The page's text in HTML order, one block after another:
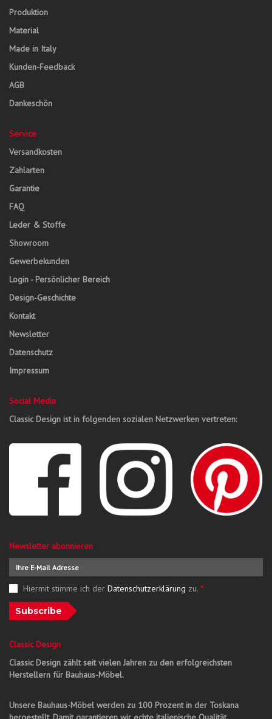
Produktion
Material
Made in Italy
Kunden-Feedback
AGB
Dankeschön
Service
Versandkosten
Zahlarten
Garantie
FAQ
Leder & Stoffe
Showroom
Gewerbekunden
Login - Persönlicher Bereich
Design-Geschichte
Kontakt
Newsletter
Datenschutz
Impressum
Social Media
Classic Design ist in folgenden sozialen Netzwerken vertreten:
Newsletter abonnieren
Hiermit stimme ich der Datenschutzerklärung zu. *
Subscribe
Classic Design
Classic Design zählt seit vielen Jahren zu den erfolgreichsten
Herstellern für Bauhaus-Möbel.
Unsere Bauhaus-Möbel werden zu 100 Prozent in der Toskana